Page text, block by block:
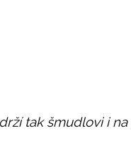
tak šmudlovi i